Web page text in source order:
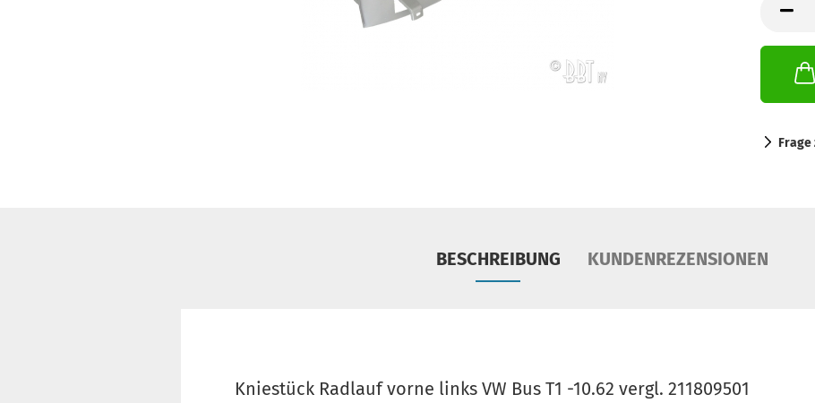
Stück
Frage
BESCHREIBUNG KUNDENREZENSIONEN
Kniestück Radlauf vorne links VW Bus T1 -10.62 vergl. 211809501